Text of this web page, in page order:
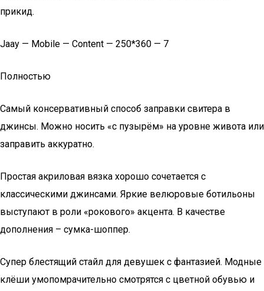
прикид.
Jaay — Mobile — Content — 250*360 — 7
Полностью
Самый консервативный способ заправки свитера в
джинсы. Можно носить «с пузырём» на уровне живота или
заправить аккуратно.
Простая акриловая вязка хорошо сочетается с
классическими джинсами. Яркие велюровые ботильоны
выступают в роли «рокового» акцента. В качестве
дополнения – сумка-шоппер.
Супер блестящий стайл для девушек с фантазией. Модные
клёши умопомрачительно смотрятся с цветной обувью и